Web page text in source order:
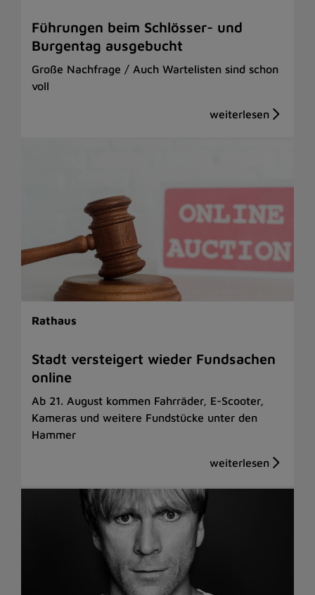
Führungen beim Schlösser- und
Burgentag ausgebucht
Große Nachfrage / Auch Wartelisten sind schon
voll
Rathaus
Stadt versteigert wieder Fundsachen
online
Ab 21. August kommen Fahrräder, E-Scooter,
Kameras und weitere Fundstücke unter den
Hammer